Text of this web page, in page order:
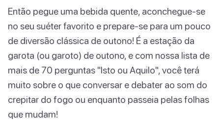
Então pegue uma bebida quente, aconchegue-se
no seu suéter favorito e prepare-se para um pouco
de diversão clássica de outono! É a estação da
garota (ou garoto) de outono, e com nossa lista de
mais de 70 perguntas "Isto ou Aquilo", você terá
muito sobre o que conversar e debater ao som do
crepitar do fogo ou enquanto passeia pelas folhas
que mudam!